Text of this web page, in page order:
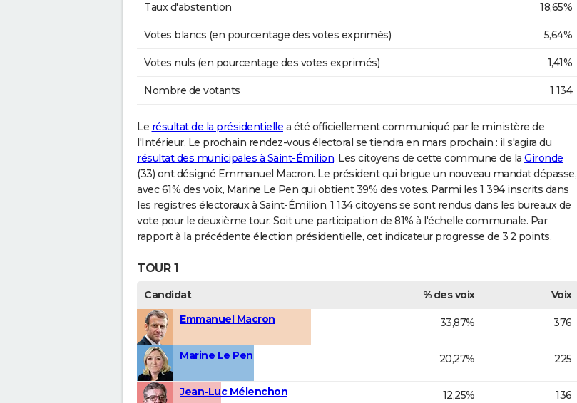
Taux d'abstention 18,65%
Votes blancs (en pourcentage des votes exprimés) 5,64%
Votes nuls (en pourcentage des votes exprimés) 1,41%
Nombre de votants 1 134
Le résultat de la présidentielle a été officiellement communiqué par le ministère de
l'Intérieur. Le prochain rendez-vous électoral se tiendra en mars prochain : il s'agira du
résultat des municipales à Saint-Émilion. Les citoyens de cette commune de la Gironde
(33) ont désigné Emmanuel Macron. Le président qui brigue un nouveau mandat dépasse,
avec 61% des voix, Marine Le Pen qui obtient 39% des votes. Parmi les 1 394 inscrits dans
les registres électoraux à Saint-Émilion, 1 134 citoyens se sont rendus dans les bureaux de
vote pour le deuxième tour. Soit une participation de 81% à l'échelle communale. Par
rapport à la précédente élection présidentielle, cet indicateur progresse de 3.2 points.
TOUR 1
Candidat % des voix
Voix
Emmanuel Macron
33,87% 376
Marine Le Pen 20,27% 225
Jean-Luc Mélenchon 12,25% 136